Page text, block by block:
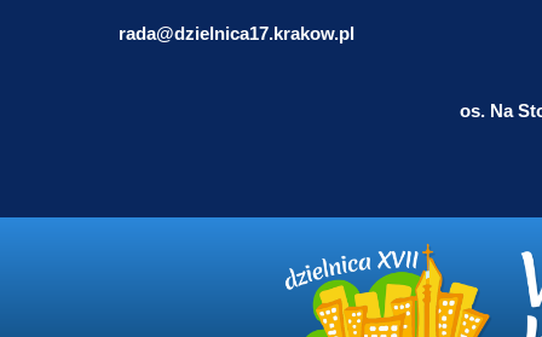
rada@dzielnica17.krakow.pl
os. Na